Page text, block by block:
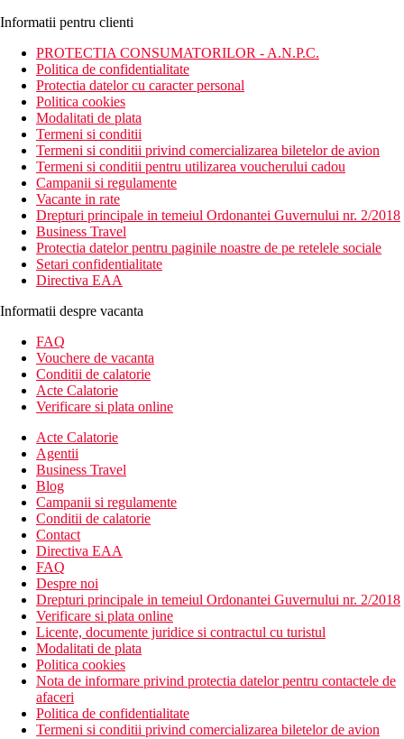
Informatii pentru clienti
PROTECTIA CONSUMATORILOR - A.N.P.C.
Politica de confidentialitate
Protectia datelor cu caracter personal
Politica cookies
Modalitati de plata
Termeni si conditii
Termeni si conditii privind comercializarea biletelor de avion
Termeni si conditii pentru utilizarea voucherului cadou
Campanii si regulamente
Vacante in rate
Drepturi principale in temeiul Ordonantei Guvernului nr. 2/2018
Business Travel
Protectia datelor pentru paginile noastre de pe retelele sociale
Setari confidentialitate
Directiva EAA
Informatii despre vacanta
FAQ
Vouchere de vacanta
Conditii de calatorie
Acte Calatorie
Verificare si plata online
Acte Calatorie
Agentii
Business Travel
Blog
Campanii si regulamente
Conditii de calatorie
Contact
Directiva EAA
FAQ
Despre noi
Drepturi principale in temeiul Ordonantei Guvernului nr. 2/2018
Verificare si plata online
Licente, documente juridice si contractul cu turistul
Modalitati de plata
Politica cookies
Nota de informare privind protectia datelor pentru contactele de
afaceri
Politica de confidentialitate
Termeni si conditii privind comercializarea biletelor de avion